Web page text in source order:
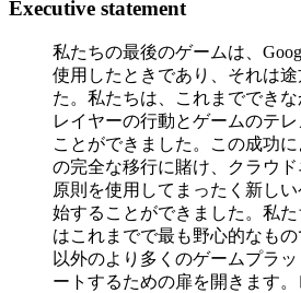
Executive statement
私たちの最後のゲームは、
使用したときであり、それは
た。私たちは、これまででき
レイヤーの行動とゲームのテ
ことができました。この成功
の完全な移行に賭け、クラウ
原則を使用してまったく新し
始することができました。私
はこれまでで最も野心的なも
以外のより多くのゲームプラ
ートするための扉を開きます